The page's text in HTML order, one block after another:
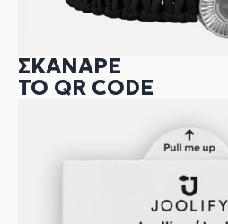
ΣΚΆΝΑΡΕ
ΤΟ QR CODE